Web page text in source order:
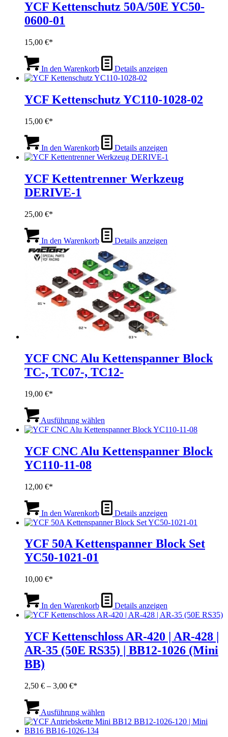
YCF Kettenschutz 50A/50E YC50-
0600-01
15,00 €
In den Warenkorb Details anzeigen
YCF Kettenschutz YC110-1028-02
15,00 €
In den Warenkorb Details anzeigen
YCF Kettentrenner Werkzeug
DERIVE-1
25,00 €
In den Warenkorb Details anzeigen
YCF CNC Alu Kettenspanner Block
TC-, TC07-, TC12-
19,00 €
Ausführung wählen
weist
Varianten
auf.
der
Produktseite
gewählt
YCF CNC Alu Kettenspanner Block
YC110-11-08
12,00 €
In den Warenkorb Details anzeigen
YCF 50A Kettenspanner Block Set
YC50-1021-01
10,00 €
In den Warenkorb Details anzeigen
YCF Kettenschloss AR-420 | AR-428 |
AR-35 (50E RS35) | BB12-1026 (Mini
BB)
2,50 € – 3,00 €Preisspanne:
3,00 €
Ausführung wählen
weist